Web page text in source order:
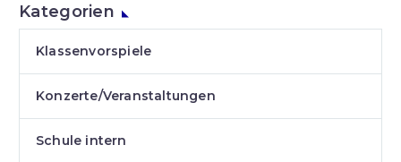
Kategorien
Klassenvorspiele
Konzerte/Veranstaltungen
Schule intern